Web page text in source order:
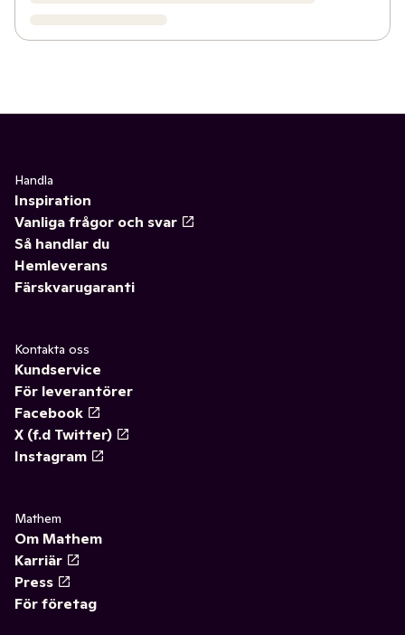
Handla
Inspiration
Vanliga frågor och svar
Så handlar du
Hemleverans
Färskvarugaranti
Kontakta oss
Kundservice
För leverantörer
Facebook
X (f.d Twitter)
Instagram
Mathem
Om Mathem
Karriär
Press
För företag